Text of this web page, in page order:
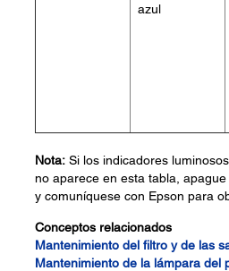
azul
Nota: Si los indicadores
no aparece en esta tabla,
y comuníquese con Epson para
Conceptos relacionados
Mantenimiento del filtro y de las
Mantenimiento de la lámpara del